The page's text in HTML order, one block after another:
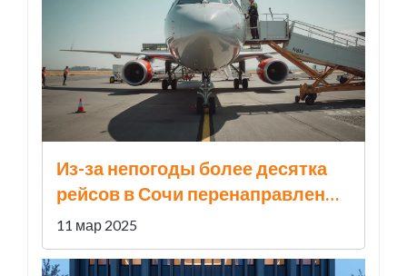
Из-за непогоды более десятка
рейсов в Сочи перенаправлены
в другие аэропорты
11 мар 2025